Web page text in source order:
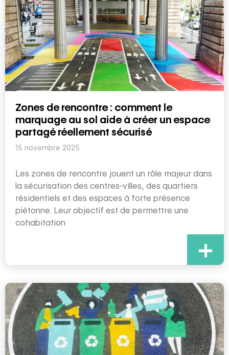
Zones de rencontre : comment le
marquage au sol aide à créer un espace
partagé réellement sécurisé
15 novembre 2025
Les zones de rencontre jouent un rôle majeur dans
la sécurisation des centres-villes, des quartiers
résidentiels et des espaces à forte présence
piétonne. Leur objectif est de permettre une
cohabitation
+